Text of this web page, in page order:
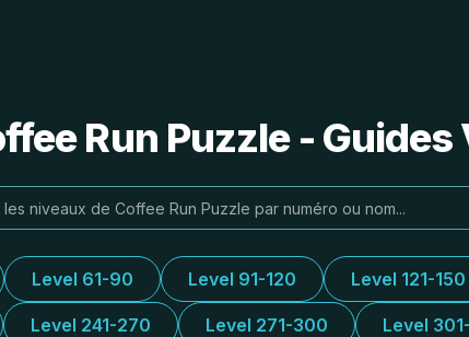
Run Puzzle -
Level 61-90 Level 91-120 Level 121-150
Level 241-270 Level 271-300 Level